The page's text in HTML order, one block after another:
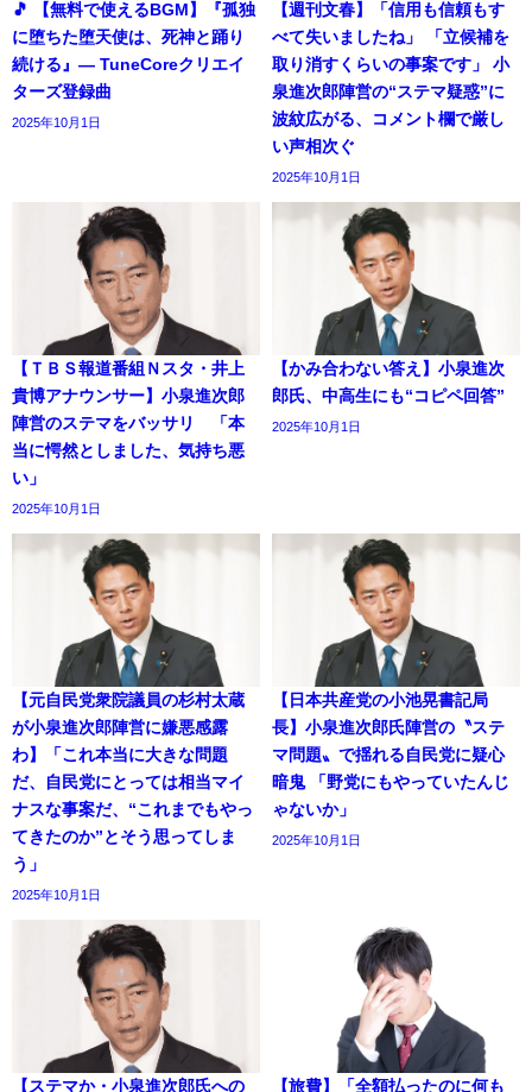
🎵 【無料で使えるBGM】『孤独
に堕ちた堕天使は、死神と踊り
続ける』― TuneCoreクリエイ
ターズ登録曲
2025年10月1日
【週刊文春】「信用も信頼もす
べて失いましたね」 「立候補を
取り消すくらいの事案です」 小
泉進次郎陣営の“ステマ疑惑”に
波紋広がる、コメント欄で厳し
い声相次ぐ
2025年10月1日
【ＴＢＳ報道番組Ｎスタ・井上
貴博アナウンサー】小泉進次郎
陣営のステマをバッサリ 「本
当に愕然としました、気持ち悪
い」
2025年10月1日
【かみ合わない答え】小泉進次
郎氏、中高生にも“コピペ回答”
2025年10月1日
【元自民党衆院議員の杉村太蔵
が小泉進次郎陣営に嫌悪感露
わ】「これ本当に大きな問題
だ、自民党にとっては相当マイ
ナスな事案だ、“これまでもやっ
てきたのか”とそう思ってしま
う」
2025年10月1日
【日本共産党の小池晃書記局
長】小泉進次郎氏陣営の〝ステ
マ問題〟で揺れる自民党に疑心
暗鬼 「野党にもやっていたんじ
ゃないか」
2025年10月1日
【ステマか・小泉進次郎氏への 【旅費】「全額払ったのに何も